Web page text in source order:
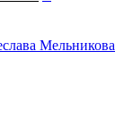
Мельникова